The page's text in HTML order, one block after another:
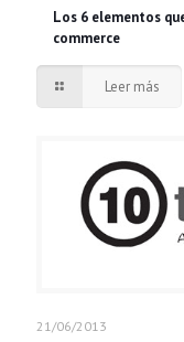
Los 6 elementos
commerce
Leer más
21/06/2013